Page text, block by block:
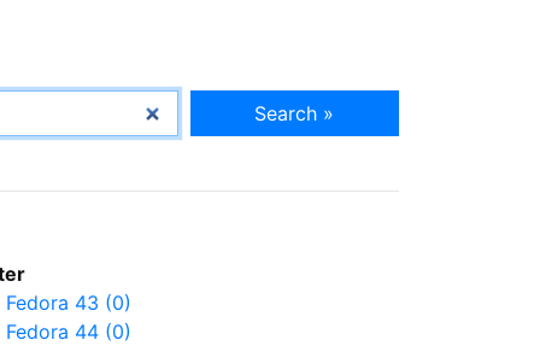
Search »
Fedora 43 (0)
Fedora 44 (0)